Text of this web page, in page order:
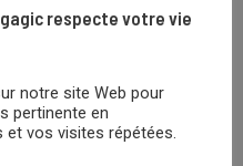
essayiez
?
respecte votre vie
notre site Web pour
pertinente en
vos visites répétées.